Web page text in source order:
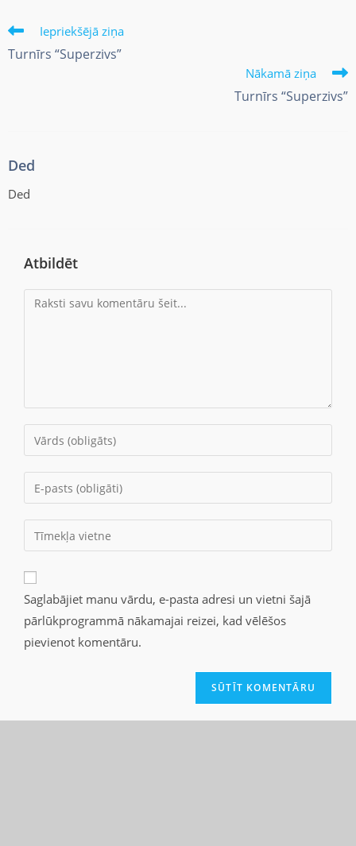
Iepriekšējā ziņa
Turnīrs “Superzivs”
Nākamā ziņa
Turnīrs “Superzivs”
Ded
Ded
Atbildēt
Saglabājiet manu vārdu, e-pasta adresi un vietni šajā
pārlūkprogrammā nākamajai reizei, kad vēlēšos
pievienot komentāru.